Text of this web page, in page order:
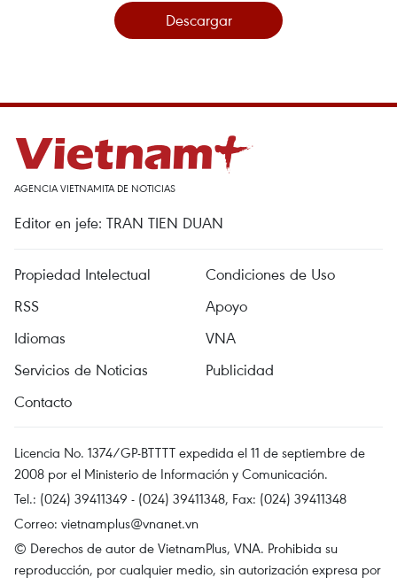
Descargar
AGENCIA VIETNAMITA DE NOTICIAS
Editor en jefe: TRAN TIEN DUAN
Propiedad Intelectual
Condiciones de Uso
RSS
Apoyo
Idiomas
VNA
Servicios de Noticias
Publicidad
Contacto
Licencia No. 1374/GP-BTTTT expedida el 11 de septiembre de
2008 por el Ministerio de Información y Comunicación.
Tel.: (024) 39411349 - (024) 39411348, Fax: (024) 39411348
Correo: vietnamplus@vnanet.vn
© Derechos de autor de VietnamPlus, VNA. Prohibida su
reproducción, por cualquier medio, sin autorización expresa por